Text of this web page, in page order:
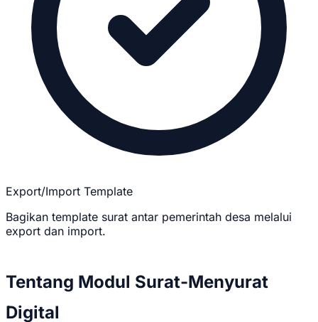
Export/Import Template
Bagikan template surat antar pemerintah desa melalui
export dan import.
Tentang Modul Surat-Menyurat
Digital